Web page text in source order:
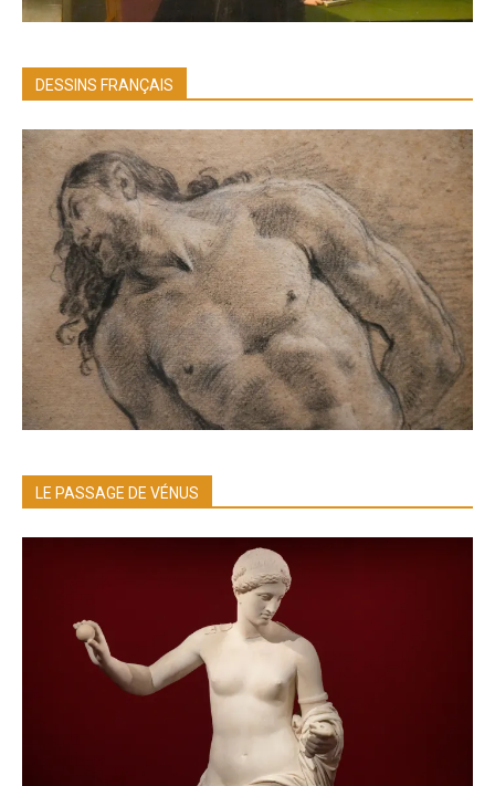
DESSINS FRANÇAIS
LE PASSAGE DE VÉNUS